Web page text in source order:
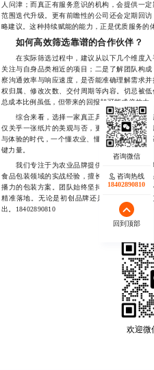
人问津；而真正有服务意识的机构，会提供一
范围迭代升级。更有前瞻性的公司还会定期回
略建议。这种持续赋能的能力，正是优质服务的
如何高效筛选靠谱的合作伙伴？
在实际筛选过程中，建议从以下几个维度入
关注与自身品类相近的项目；二是了解团队构
察沟通效率与响应速度，是否能准确理解需求
权归属、修改次数、交付周期等内容。切忌被
总成本比例虽低，但带来的回报却可能成倍放大
综合来看，选择一家真正具备服务优势的农
仅关乎一张纸片的美观与否，更涉及品牌认知
与体验的时代，一个懂农业、懂市场、懂服务的
键力量。
我们专注于为农业品牌提供从策略定位到落
食品包装领域的实战经验，擅长将地域文化、
播力的包装方案。团队始终坚持以客户需求为
精准落地。无论是初创品牌还是成熟企业，我
出。18402890810
欢迎微
咨询热线
18402890810
回到顶部